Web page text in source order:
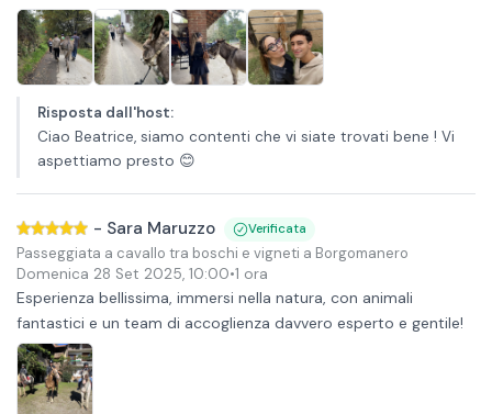
Risposta dall'host:
Ciao Beatrice, siamo contenti che vi siate trovati bene ! Vi
aspettiamo presto 😊
- Sara Maruzzo Verificata
Passeggiata a cavallo tra boschi e vigneti a Borgomanero
Domenica 28 Set 2025, 10:00•1 ora
Esperienza bellissima, immersi nella natura, con animali
fantastici e un team di accoglienza davvero esperto e gentile!